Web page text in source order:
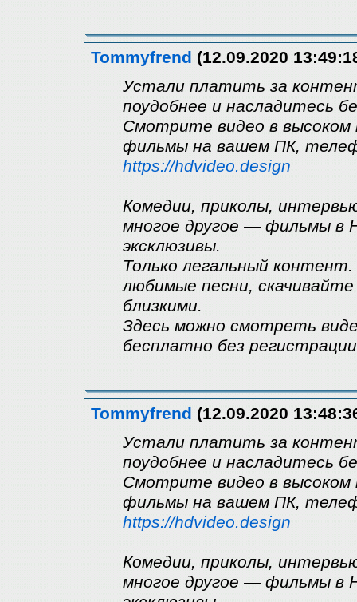
Tommyfrend (12.09.2020
Устали платить за
поудобнее и насладитесь
Смотрите видео в высоком
фильмы на вашем ПК,
https://hdvideo.design
Комедии, приколы,
многое другое — фильмы в
эксклюзивы.
Только легальный
любимые песни,
близкими.
Здесь можно смотреть
бесплатно без
Tommyfrend (12.09.2020
Устали платить за
поудобнее и насладитесь
Смотрите видео в высоком
фильмы на вашем ПК,
https://hdvideo.design
Комедии, приколы,
многое другое — фильмы в